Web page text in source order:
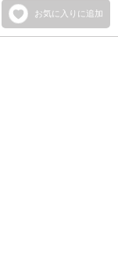
お気に入りに追加